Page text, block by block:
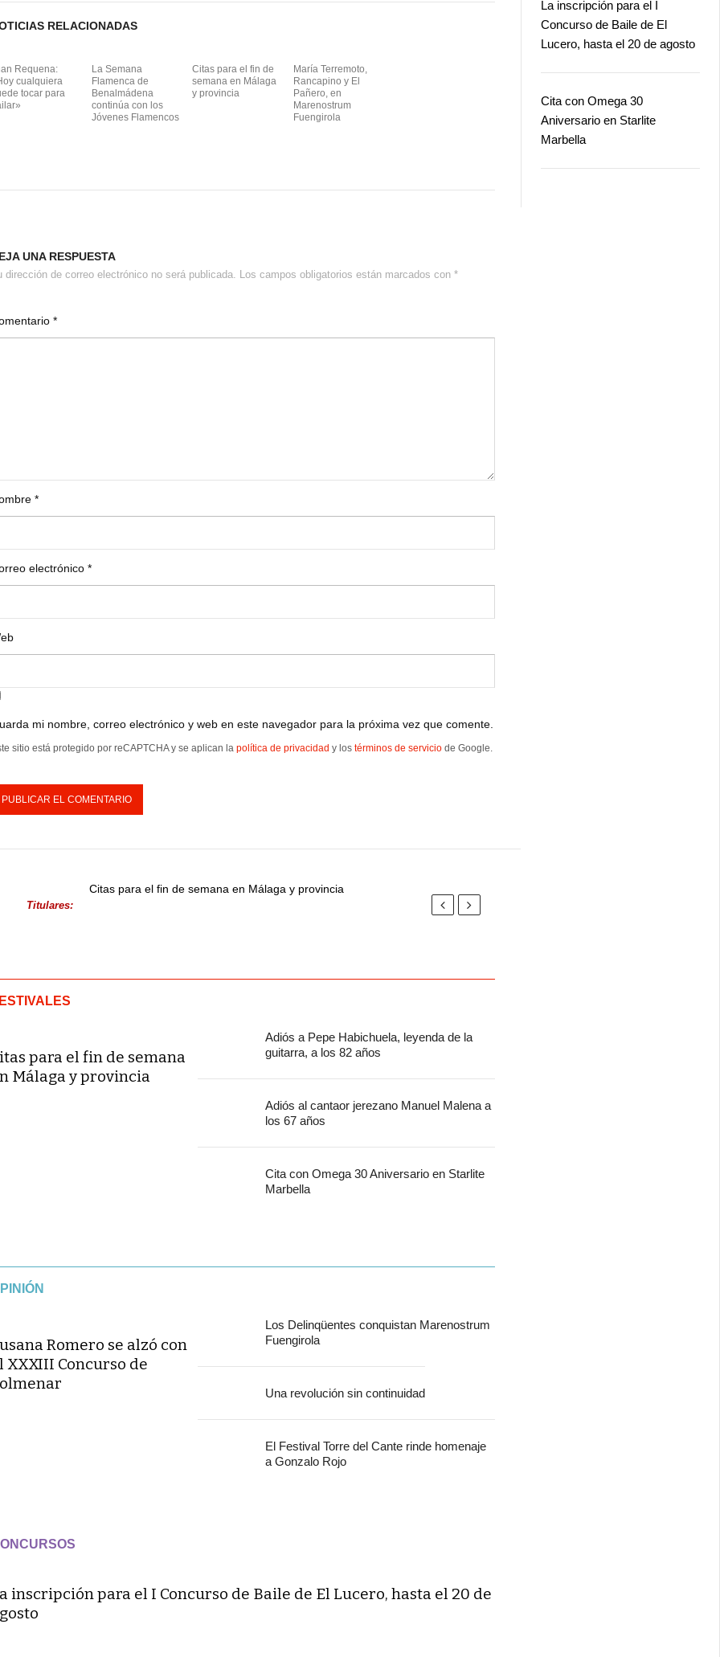
RELACIONADAS
Requena:
cualquiera
tocar para
La Semana
Flamenca de
Benalmádena
continúa con los
Jóvenes Flamencos
Citas para el fin de
semana en Málaga
y provincia
María Terremoto,
Rancapino y El
Pañero, en
Marenostrum
Fuengirola
UNA RESPUESTA
dirección de correo electrónico no será publicada. Los campos obligatorios están marcados con*
*
*
electrónico*
mi nombre, correo electrónico y web en este navegador para la próxima vez que comente.
sitio está protegido por reCAPTCHA y se aplican lapolítica de privacidad y lostérminos de servicio de Google.
Titulares:
Citas para el fin de semana en Málaga y provincia
para el fin de semana
Málaga y provincia
Adiós a Pepe Habichuela, leyenda de la
guitarra, a los 82 años
Adiós al cantaor jerezano Manuel Malena a
los 67 años
Cita con Omega 30 Aniversario en Starlite
Marbella
Romero se alzó con
XXXIII Concurso de
Los Delinqüentes conquistan Marenostrum
Fuengirola
Una revolución sin continuidad
El Festival Torre del Cante rinde homenaje
a Gonzalo Rojo
inscripción para el I Concurso de Baile de El Lucero, hasta el 20 de
La inscripción para el I
Concurso de Baile de El
Lucero, hasta el 20 de agosto
Cita con Omega 30
Aniversario en Starlite
Marbella